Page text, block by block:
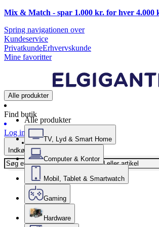
Mix & Match - spar 1.000 kr. for hver
Spring navigationen over
Kundeservice
PrivatkundeErhvervskunde
Mine favoritter
Alle produkter
Find butik
Log ind
Indkøbskurv
Alle produkter
TV, Lyd & Smart Home
Computer & Kontor
Mobil, Tablet & Smartwatch
Gaming
Hardware